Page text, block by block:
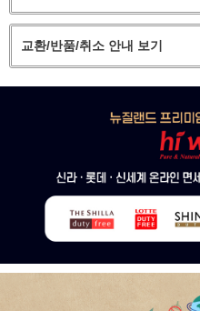
교환/반품/취소 안내 보기